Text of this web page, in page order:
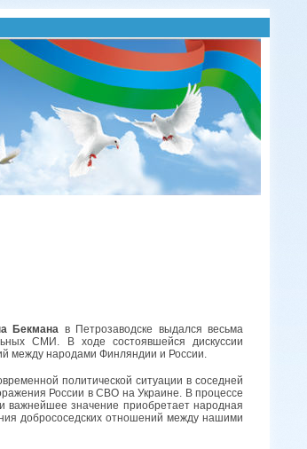
Бекмана в Петрозаводске выдался весьма
СМИ. В ходе состоявшейся дискуссии
между народами Финляндии и России.
политической ситуации в соседней
России в СВО на Украине. В процессе
важнейшее значение приобретает народная
добрососедских отношений между нашими